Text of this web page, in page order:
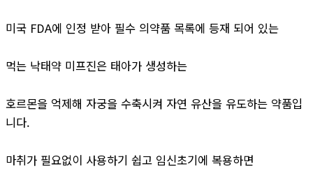
미국 FDA에 인정 받아 필수 의약품 목록에 등재 되어 있는
먹는 낙태약 미프진은 태아가 생성하는
호르몬을 억제해 자궁을 수축시켜 자연 유산을 유도하는 약품입
니다.
마취가 필요없이 사용하기 쉽고 임신초기에 복용하면